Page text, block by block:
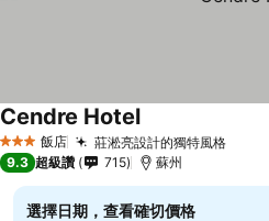
3 星級 飯店 莊淞亮設計的獨特風格
Cendre Hotel
9.3 超級讚 715 蘇州
選擇日期，查看確切價格